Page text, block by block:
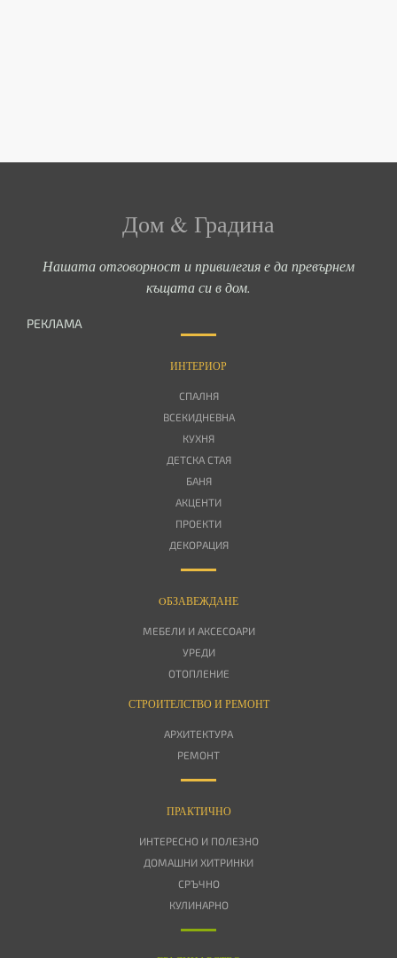
Дом & Градина
Нашата отговорност и привилегия е да превърнем
къщата си в дом.
РЕКЛАМА
ИНТЕРИОР
СПАЛНЯ
ВСЕКИДНЕВНА
КУХНЯ
ДЕТСКА СТАЯ
БАНЯ
АКЦЕНТИ
ПРОЕКТИ
ДЕКОРАЦИЯ
OБЗАВЕЖДАНЕ
МЕБЕЛИ И АКСЕСОАРИ
УРЕДИ
ОТОПЛЕНИЕ
СТРОИТЕЛСТВО И РЕМОНТ
АРХИТЕКТУРА
РЕМОНТ
ПРАКТИЧНО
ИНТЕРЕСНО И ПОЛЕЗНО
ДОМАШНИ ХИТРИНКИ
СРЪЧНО
КУЛИНАРНО